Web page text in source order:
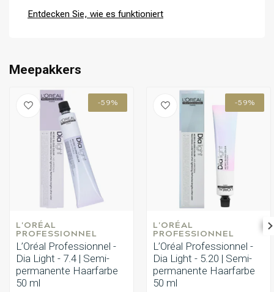
Entdecken Sie, wie es funktioniert
Meepakkers
-59%
L'ORÉAL
PROFESSIONNEL
L’Oréal Professionnel -
Dia Light - 7.4 | Semi-
permanente Haarfarbe
50 ml
-59%
L'ORÉAL
PROFESSIONNEL
L’Oréal Professionnel -
Dia Light - 5.20 | Semi-
permanente Haarfarbe
50 ml